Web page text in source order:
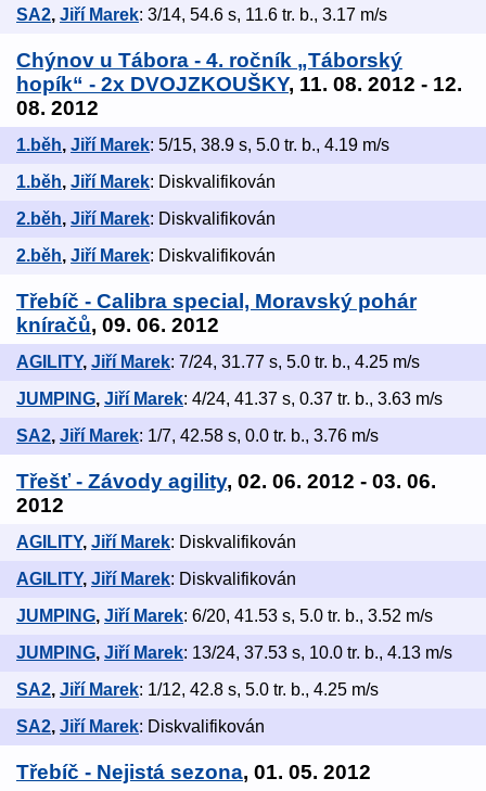
SA2, Jiří Marek: 3/14, 54.6 s, 11.6 tr. b., 3.17 m/s
Chýnov u Tábora - 4. ročník „Táborský
hopík“ - 2x DVOJZKOUŠKY, 11. 08. 2012 - 12.
08. 2012
1.běh, Jiří Marek: 5/15, 38.9 s, 5.0 tr. b., 4.19 m/s
1.běh, Jiří Marek: Diskvalifikován
2.běh, Jiří Marek: Diskvalifikován
2.běh, Jiří Marek: Diskvalifikován
Třebíč - Calibra special, Moravský pohár
kníračů, 09. 06. 2012
AGILITY, Jiří Marek: 7/24, 31.77 s, 5.0 tr. b., 4.25 m/s
JUMPING, Jiří Marek: 4/24, 41.37 s, 0.37 tr. b., 3.63 m/s
SA2, Jiří Marek: 1/7, 42.58 s, 0.0 tr. b., 3.76 m/s
Třešť - Závody agility, 02. 06. 2012 - 03. 06.
2012
AGILITY, Jiří Marek: Diskvalifikován
AGILITY, Jiří Marek: Diskvalifikován
JUMPING, Jiří Marek: 6/20, 41.53 s, 5.0 tr. b., 3.52 m/s
JUMPING, Jiří Marek: 13/24, 37.53 s, 10.0 tr. b., 4.13 m/s
SA2, Jiří Marek: 1/12, 42.8 s, 5.0 tr. b., 4.25 m/s
SA2, Jiří Marek: Diskvalifikován
Třebíč - Nejistá sezona, 01. 05. 2012